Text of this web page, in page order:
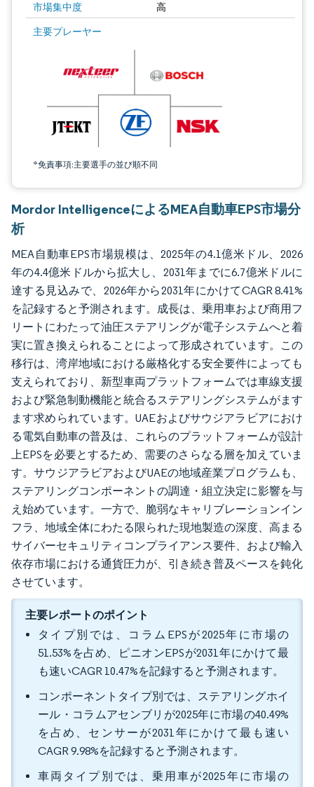
市場集中度 高
主要プレーヤー
*免責事項:主要選手の並び順不同
画像 © Mordor Intelligence。再利用にはCC BY 4.0の表示が必要です。
Mordor IntelligenceによるMEA自動車EPS市場分
析
MEA自動車EPS市場規模は、2025年の4.1億米ドル、2026
年の4.4億米ドルから拡大し、2031年までに6.7億米ドルに
達する見込みで、2026年から2031年にかけてCAGR 8.41%
を記録すると予測されます。成長は、乗用車および商用フ
リートにわたって油圧ステアリングが電子システムへと着
実に置き換えられることによって形成されています。この
移行は、湾岸地域における厳格化する安全要件によっても
支えられており、新型車両プラットフォームでは車線支援
および緊急制動機能と統合るステアリングシステムがます
ます求められています。UAEおよびサウジアラビアにおけ
る電気自動車の普及は、これらのプラットフォームが設計
上EPSを必要とするため、需要のさらなる層を加えていま
す。サウジアラビアおよびUAEの地域産業プログラムも、
ステアリングコンポーネントの調達・組立決定に影響を与
え始めています。一方で、脆弱なキャリブレーションイン
フラ、地域全体にわたる限られた現地製造の深度、高まる
サイバーセキュリティコンプライアンス要件、および輸入
依存市場における通貨圧力が、引き続き普及ペースを鈍化
させています。
主要レポートのポイント
タイプ別では、コラムEPSが2025年に市場の
51.53%を占め、ピニオンEPSが2031年にかけて最
も速いCAGR 10.47%を記録すると予測されます。
コンポーネントタイプ別では、ステアリングホイ
ール・コラムアセンブリが2025年に市場の40.49%
を占め、センサーが2031年にかけて最も速い
CAGR 9.98%を記録すると予測されます。
車両タイプ別では、乗用車が2025年に市場の